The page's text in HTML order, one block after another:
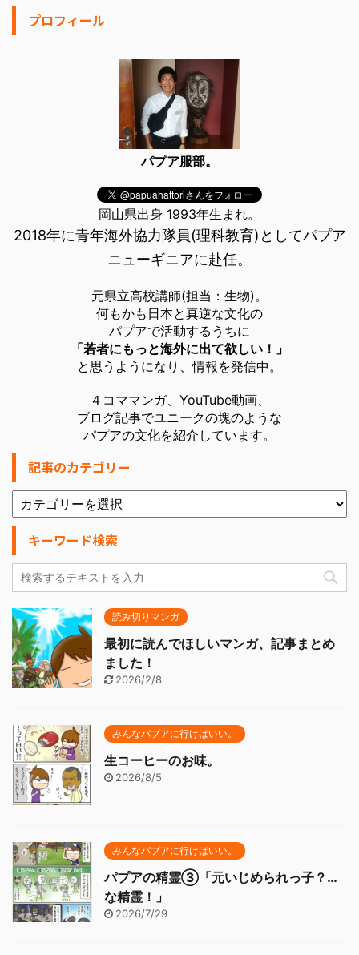
プロフィール
パプア服部。
岡山県出身 1993年生まれ。
2018年に青年海外協力隊員(理科教育)としてパプア
ニューギニアに赴任。
元県立高校講師(担当：生物)。
何もかも日本と真逆な文化の
パプアで活動するうちに
「若者にもっと海外に出て欲しい！」
と思うようになり、情報を発信中。
４コママンガ、YouTube動画、
ブログ記事でユニークの塊のような
パプアの文化を紹介しています。
記事のカテゴリー
キーワード検索
読み切りマンガ
最初に読んでほしいマンガ、記事まとめ
ました！
2026/2/8
みんなパプアに行けばいい。
生コーヒーのお味。
2026/8/5
みんなパプアに行けばいい。
パプアの精霊③「元いじめられっ子？…
な精霊！」
2026/7/29